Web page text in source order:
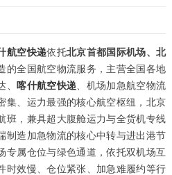
航空快递依托北京首都国际机场、北
的全国航空物流服务，主营全国各地
、
喀什航空快递 、机场加急航空物流
集、运力最强的核心航空枢纽，北京
班，兼具超大腹舱运力与全货机专线
制造加急物流的核心中转与进出港节
专属仓位与绿色通道，依托双机场互
时效慢、仓位紧张、加急难履约等行